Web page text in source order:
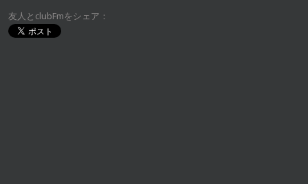
友人とclubFmをシェア：